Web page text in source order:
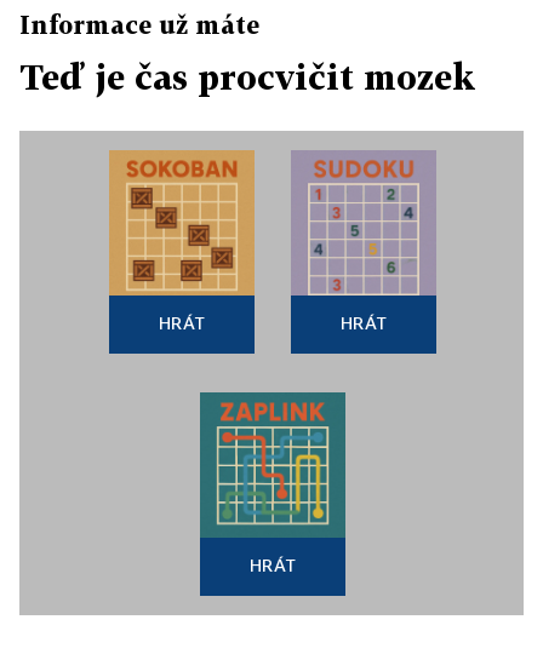
Informace už máte
Teď je čas procvičit mozek
HRÁT HRÁT
HRÁT